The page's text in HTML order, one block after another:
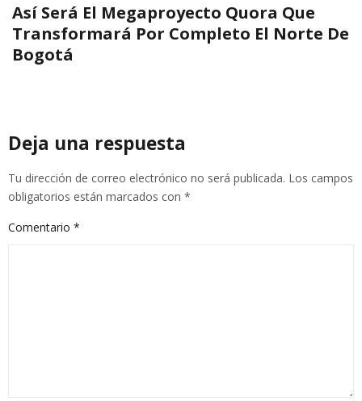
Así Será El Megaproyecto Quora Que
Transformará Por Completo El Norte De
Bogotá
Deja una respuesta
Tu dirección de correo electrónico no será publicada. Los campos
obligatorios están marcados con *
Comentario *